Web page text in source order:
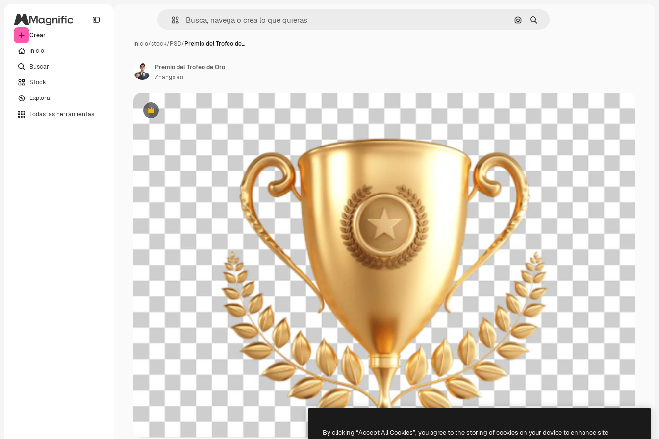
Crear
Inicio
Buscar
Stock
Explorar
Todas las herramientas
Buscar por imagen
Buscar
Inicio/stock/PSD/Premio del Trofeo de…
Premium
Premio del Trofeo de Oro
Zhangxiao
By clicking “Accept All Cookies”, you agree to the storing of cookies on your device to enhance site